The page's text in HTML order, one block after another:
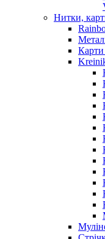
Нитки,